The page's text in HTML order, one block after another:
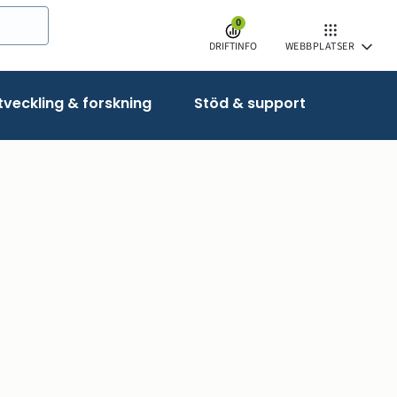
0
DRIFTINFO
WEBBPLATSER
& forskning Stöd & support